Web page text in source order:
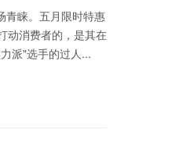
青睐。五月限时特惠
动消费者的，是其在
派"选手的过人...